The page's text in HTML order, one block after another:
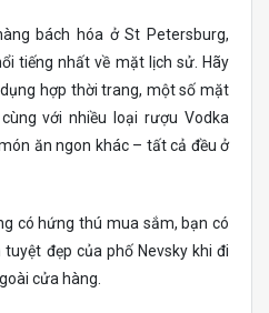
bách hóa ở St Petersburg,
tiếng nhất về mặt lịch sử. Hãy
hợp thời trang, một số mặt
với nhiều loại rượu Vodka
ăn ngon khác – tất cả đều ở
có hứng thú mua sắm, bạn có
đẹp của phố Nevsky khi đi
cửa hàng.